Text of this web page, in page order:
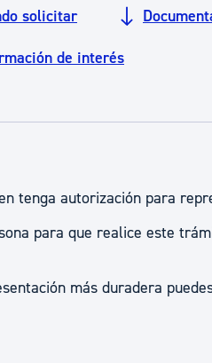
Actualidad
Avisos
solicitar
de interés
tenga autorización para
para que realice este
más duradera